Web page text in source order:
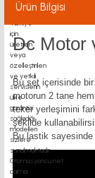
Ürün Bilgisi
Dc Motor
Bu set içerisinde
motorun 2 tane
teker yerleşimini
şekilde
Bu lastik sayesinde